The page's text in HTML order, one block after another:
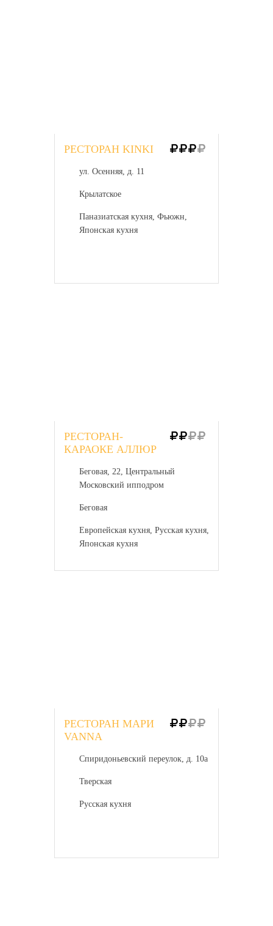
РЕСТОРАН KINKI
ул. Осенняя, д. 11
Крылатское
Паназиатская кухня, Фьюжн,
Японская кухня
РЕСТОРАН-
КАРАОКЕ АЛЛЮР
Беговая, 22, Центральный
Московский ипподром
Беговая
Европейская кухня, Русская кухня,
Японская кухня
РЕСТОРАН МАРИ
VANNA
Спиридоньевский переулок, д. 10а
Тверская
Русская кухня